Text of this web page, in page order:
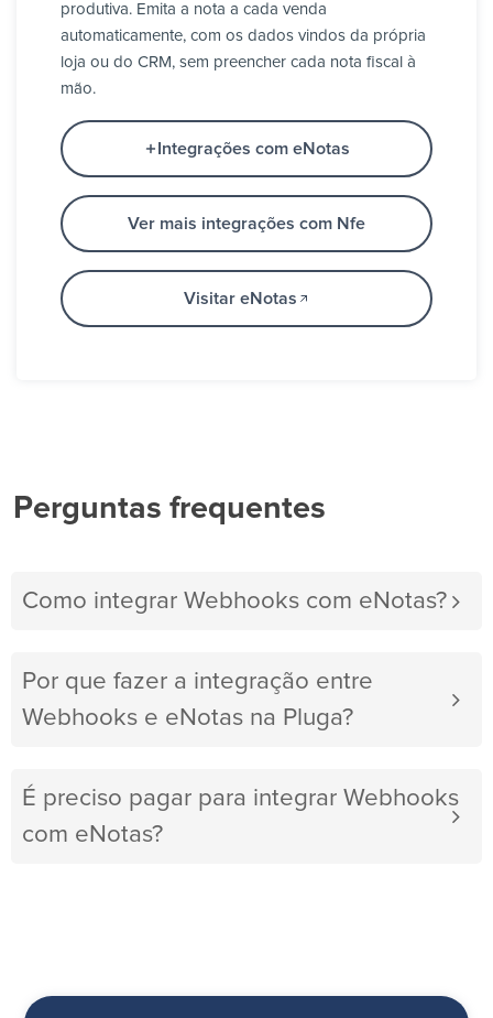
produtiva. Emita a nota a cada venda
automaticamente, com os dados vindos da própria
loja ou do CRM, sem preencher cada nota fiscal à
mão.
Integrações com eNotas
Ver mais integrações com Nfe
Visitar eNotas
Perguntas frequentes
Como integrar Webhooks com eNotas?
Por que fazer a integração entre
Webhooks e eNotas na Pluga?
É preciso pagar para integrar Webhooks
com eNotas?